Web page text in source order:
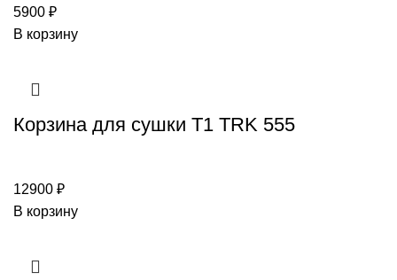
5900 ₽
В корзину
Корзина для сушки T1 TRK 555
12900 ₽
В корзину